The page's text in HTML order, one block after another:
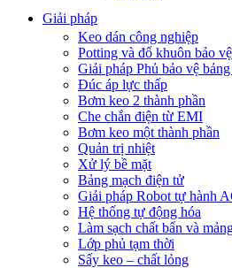
Giải pháp
Keo dán công nghiệp
Potting và đổ khuôn bảo vệ
Giải pháp Phủ bảo vệ
Đúc áp lực thấp
Bơm keo 2 thành phần
Che chắn điện từ EMI
Bơm keo một thành phần
Quản trị nhiệt
Xử lý bề mặt
Bảng mạch điện tử
Giải pháp Robot tự hành
Hệ thống tự động hóa
Làm sạch chất bẩn và
Lớp phủ tạm thời
Sấy keo – chất lỏng